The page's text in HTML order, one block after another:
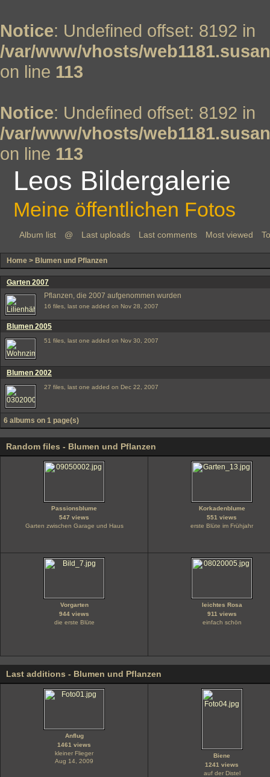
Notice: Undefined offset: 8192 in
/var/www/vhosts/
on line 113
Notice: Undefined offset: 8192 in
/var/www/vhosts/
on line 113
Leos Bildergalerie
Meine öffentlichen Fotos
Album list @ Last uploads Last comments Most viewed
Home > Blumen und Pflanzen
Garten 2007
Pflanzen, die 2007 aufgenommen wurden
16 files, last one added on Nov 28, 2007
Blumen 2005
51 files, last one added on Nov 30, 2007
Blumen 2002
27 files, last one added on Dec 22, 2007
6 albums on 1 page(s)
Random files - Blumen und Pflanzen
Passionsblume
547 views
Garten zwischen Garage und Haus
Korkadenblume
551 views
erste Blüte im Frühjahr
Vorgarten
944 views
die erste Blüte
leichtes Rosa
911 views
einfach schön
Last additions - Blumen und Pflanzen
Anflug
1461 views
kleiner Flieger
Aug 14, 2009
Biene
1241 views
auf der Distel